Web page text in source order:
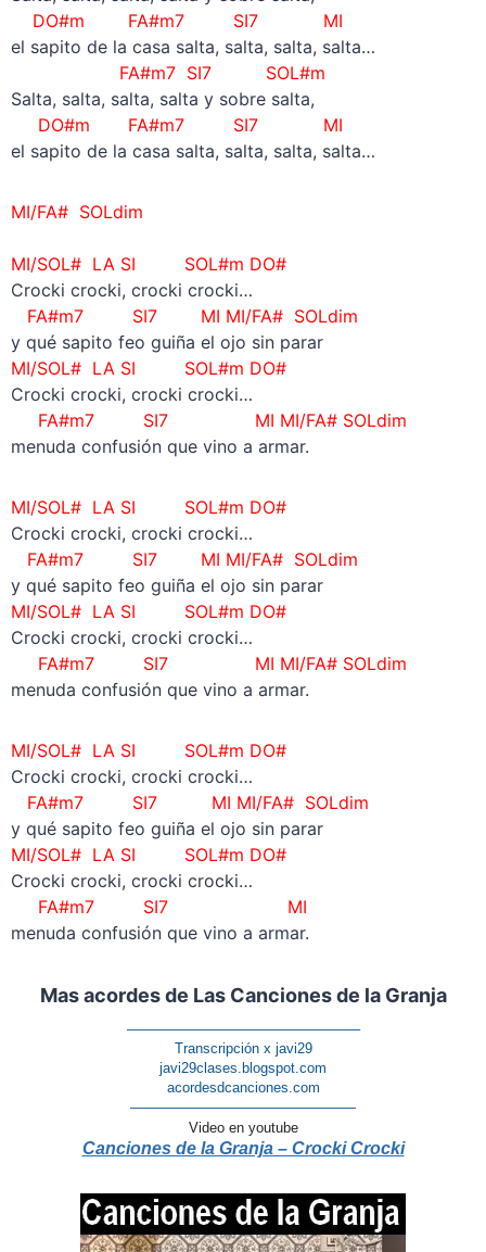
DO#m FA#m7 SI7 MI
el sapito de la casa salta, salta, salta, salta…
FA#m7 SI7 SOL#m
Salta, salta, salta, salta y sobre salta,
DO#m FA#m7 SI7 MI
el sapito de la casa salta, salta, salta, salta…
MI/FA# SOLdim
MI/SOL#LA SI SOL#m DO#
Crocki crocki, crocki crocki…
FA#m7 SI7 MI MI/FA# SOLdim
y qué sapito feo guiña el ojo sin parar
MI/SOL#LA SI SOL#m DO#
Crocki crocki, crocki crocki…
FA#m7 SI7 MI MI/FA# SOLdim
menuda confusión que vino a armar.
MI/SOL#LA SI SOL#m DO#
Crocki crocki, crocki crocki…
FA#m7 SI7 MI MI/FA# SOLdim
y qué sapito feo guiña el ojo sin parar
MI/SOL#LA SI SOL#m DO#
Crocki crocki, crocki crocki…
FA#m7 SI7 MI MI/FA# SOLdim
menuda confusión que vino a armar.
MI/SOL#LA SI SOL#m DO#
Crocki crocki, crocki crocki…
FA#m7 SI7 MI MI/FA# SOLdim
y qué sapito feo guiña el ojo sin parar
MI/SOL#LA SI SOL#m DO#
Crocki crocki, crocki crocki…
FA#m7 SI7 MI
menuda confusión que vino a armar.
Mas acordes de Las Canciones de la Granja
————————————————–
Transcripción x javi29
javi29clases.blogspot.com
acordesdcanciones.com
————————————————
Video en youtube
Canciones de la Granja – Crocki Crocki